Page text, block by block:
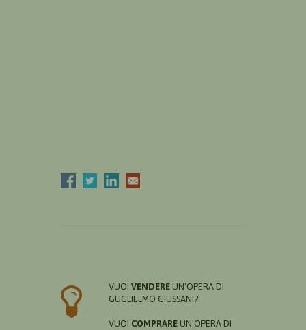
VUOI VENDERE UN'OPERA DI
GUGLIELMO GIUSSANI?
VUOI COMPRARE UN'OPERA DI